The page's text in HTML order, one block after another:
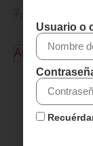
Añadir al carrito
Usuario o